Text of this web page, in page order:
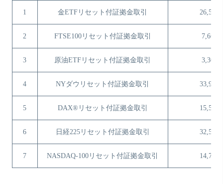
1 金ETFリセット付証拠金取引 26,524
2 FTSE100リセット付証拠金取引 7,669
3 原油ETFリセット付証拠金取引 3,302
4 NYダウリセット付証拠金取引 33,958
5 DAX®リセット付証拠金取引 15,504
6 日経225リセット付証拠金取引 32,524
7 NASDAQ-100リセット付証拠金取引 14,705